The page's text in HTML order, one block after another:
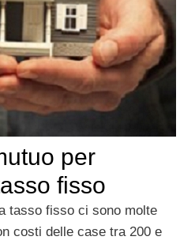
per
fisso
tasso fisso ci sono molte
costi delle case tra 200 e